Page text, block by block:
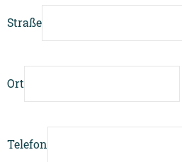
Straße
Ort
Telefon